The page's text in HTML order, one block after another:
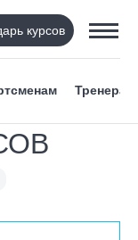
курсов
Тренерам